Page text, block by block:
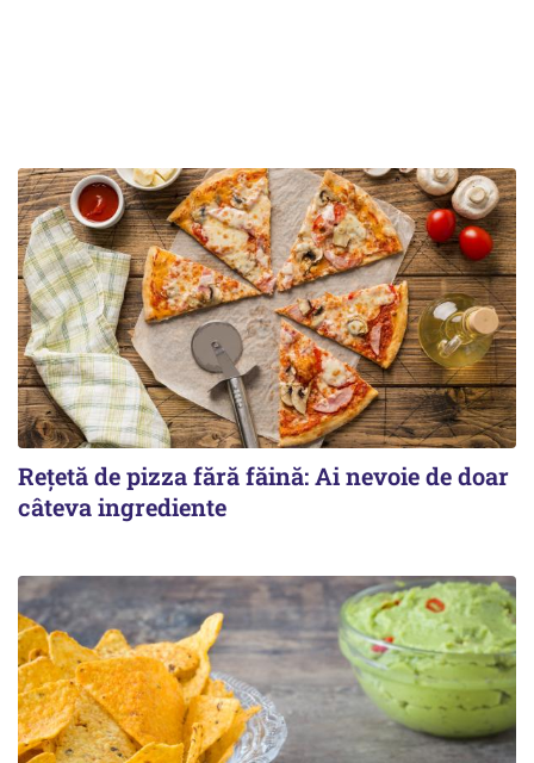
Rețetă de pizza fără făină: Ai nevoie de doar
câteva ingrediente